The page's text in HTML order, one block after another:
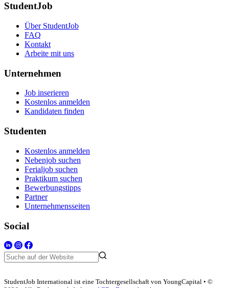
StudentJob
Über StudentJob
FAQ
Kontakt
Arbeite mit uns
Unternehmen
Job inserieren
Kostenlos anmelden
Kandidaten finden
Studenten
Kostenlos anmelden
Nebenjob suchen
Ferialjob suchen
Praktikum suchen
Bewerbungstipps
Partner
Unternehmensseiten
Social
StudentJob International ist eine Tochtergesellschaft von YoungCapital • ©